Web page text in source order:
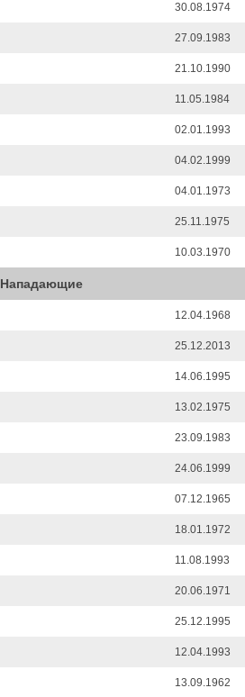
30.08.1974
27.09.1983
21.10.1990
11.05.1984
02.01.1993
04.02.1999
04.01.1973
25.11.1975
10.03.1970
Нападающие
12.04.1968
25.12.2013
14.06.1995
13.02.1975
23.09.1983
24.06.1999
07.12.1965
18.01.1972
11.08.1993
20.06.1971
25.12.1995
12.04.1993
13.09.1962